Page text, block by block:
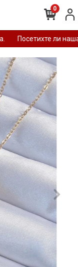
Посетихте ли
0